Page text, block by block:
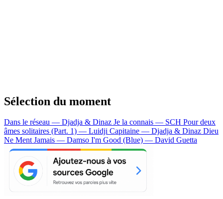
Sélection du moment
Dans le réseau — Djadja & Dinaz Je la connais — SCH Pour deux
âmes solitaires (Part. 1) — Luidji Capitaine — Djadja & Dinaz Dieu
Ne Ment Jamais — Damso I'm Good (Blue) — David Guetta